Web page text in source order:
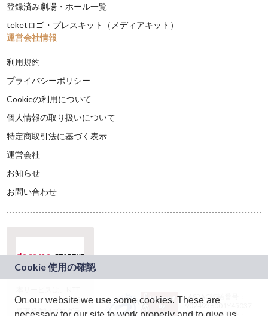
登録済み劇場・ホール一覧
teketロゴ・プレスキット（メディアキット）
運営会社情報
利用規約
プライバシーポリシー
Cookieの利用について
個人情報の取り扱いについて
特定商取引法に基づく表示
運営会社
お知らせ
お問い合わせ
ドコモグループの新
規事業創出プログラ
JASRAC許諾番号：
9024936001Y45037
On our website we use some cookies. These are